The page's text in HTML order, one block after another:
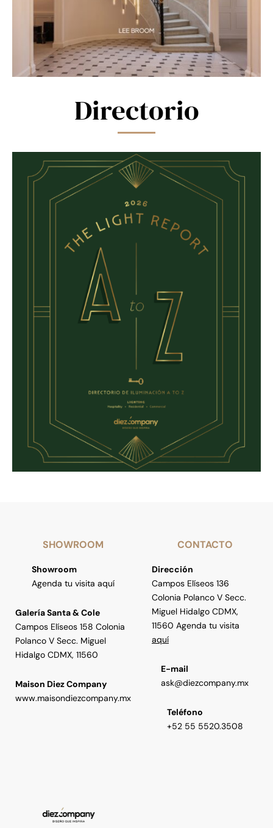
Directorio
SHOWROOM
Showroom
Agenda tu visita aquí
Galería Santa & Cole
Campos Elíseos 158 Colonia
Polanco V Secc. Miguel
Hidalgo CDMX, 11560
Maison Diez Company
www.maisondiezcompany.mx
CONTACTO
Dirección
Campos Elíseos 136
Colonia Polanco V Secc.
Miguel Hidalgo CDMX,
11560 Agenda tu visita
aquí
E-mail
ask@diezcompany.mx
Teléfono
+52 55 5520.3508